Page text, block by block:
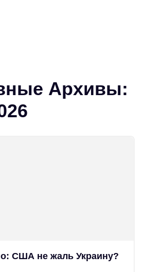
Архивы:
США не жаль Украину?